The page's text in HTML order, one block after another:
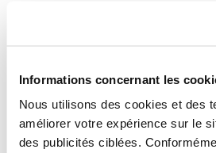
Informations concernant les
Nous utilisons des cookies et des
améliorer votre expérience sur le
des publicités ciblées.
Batha
Riyadh
Arabie Saoudite
00966 1 4032968
Riyadh@al-ghazalisa.com
See details Go to the 'AL-